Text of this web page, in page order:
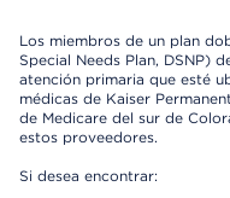
Los miembros de un plan
Special Needs Plan, DSNP)
atención primaria que esté
médicas de Kaiser
de Medicare del sur de
estos proveedores.
Si desea encontrar: